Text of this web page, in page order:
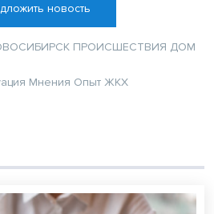
новость
ПРОИСШЕСТВИЯ ДОМ
Мнения Опыт ЖКХ